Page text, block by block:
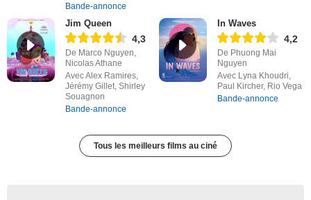
Bande-annonce
Jim Queen
4,3
De Marco Nguyen,
Nicolas Athane
Avec Alex Ramires,
Jérémy Gillet, Shirley
Souagnon
Bande-annonce
In Waves
4,2
De Phuong Mai
Nguyen
Avec Lyna Khoudri,
Paul Kircher, Rio Vega
Bande-annonce
Tous les meilleurs films au ciné